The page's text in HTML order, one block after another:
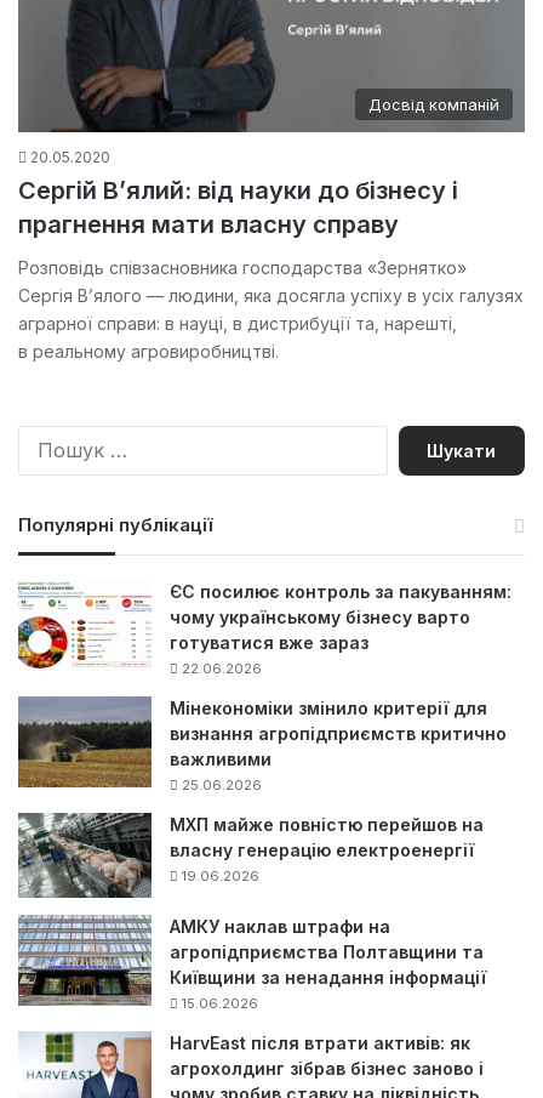
Досвід компаній
20.05.2020
Сергій В’ялий: від науки до бізнесу і
прагнення мати власну справу
Розповідь співзасновника господарства «Зернятко»
Сергія В’ялого — людини, яка досягла успіху в усіх галузях
аграрної справи: в науці, в дистрибуції та, нарешті,
в реальному агровиробництві.
П
Популярні публікації
ЄС посилює контроль за пакуванням:
чому українському бізнесу варто
готуватися вже зараз
22.06.2026
Мінекономіки змінило критерії для
визнання агропідприємств критично
важливими
25.06.2026
МХП майже повністю перейшов на
власну генерацію електроенергії
19.06.2026
АМКУ наклав штрафи на
агропідприємства Полтавщини та
Київщини за ненадання інформації
15.06.2026
HarvEast після втрати активів: як
агрохолдинг зібрав бізнес заново і
чому зробив ставку на ліквідність,